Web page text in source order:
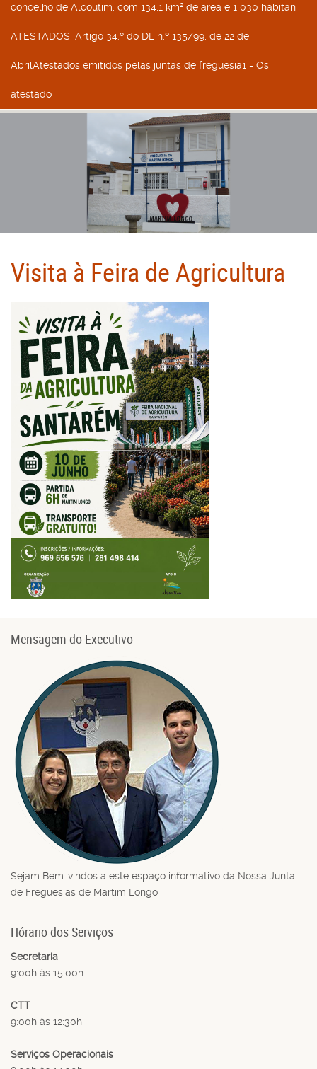
concelho de Alcoutim, com 134,1 km² de área e 1 030 habitan
ATESTADOS: Artigo 34.º do DL n.º 135/99, de 22 de
AbrilAtestados emitidos pelas juntas de freguesia1 - Os
atestado
Visita à Feira de Agricultura
Mensagem do Executivo
Sejam Bem-vindos a este espaço informativo da Nossa Junta
de Freguesias de Martim Longo
Hórario dos Serviços
Secretaria
9:00h às 15:00h
CTT
9:00h às 12:30h
Serviços Operacionais